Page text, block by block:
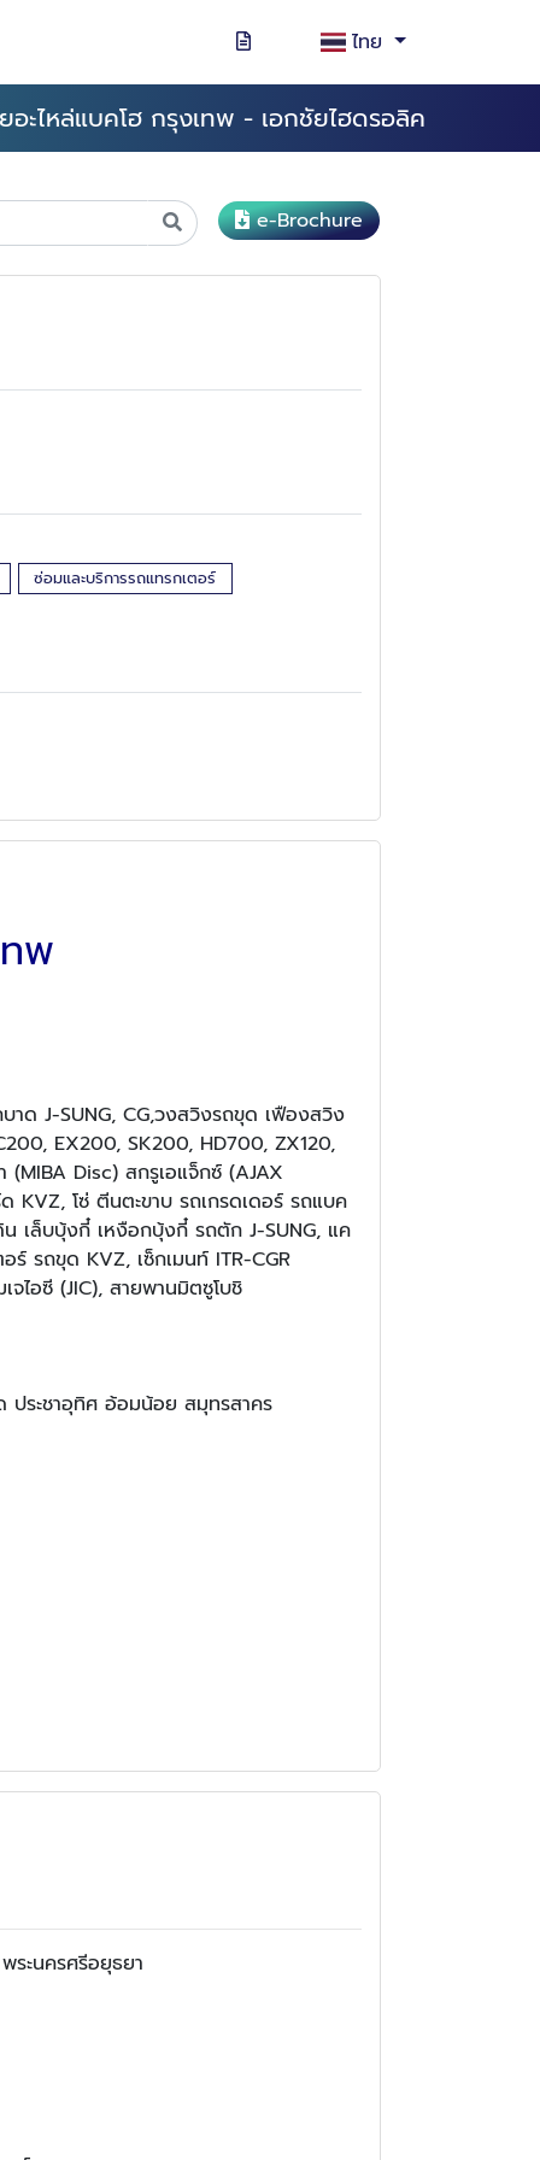
ไทย
อะไหล่แบคโฮ กรุงเทพ - เอกชัยไฮดรอลิค
e-Brochure
ซ่อมและบริการรถแทรกเตอร์
พ
าด J-SUNG, CG,วงสวิงรถขุด เฟืองสวิง
EX200, SK200, HD700, ZX120,
(MIBA Disc) สกรูเอแจ็กซ์ (AJAX
KVZ, โซ่ ตีนตะขาบ รถเกรดเดอร์ รถแบค
เล็บบุ้งกี๋ เหงือกบุ้งกี๋ รถตัก J-SUNG, แค
ร์ รถขุด KVZ, เซ็กเมนท์ ITR-CGR
จไอซี (JIC), สายพานมิตซูโบชิ​
ระชาอุทิศ อ้อมน้อย สมุทรสาคร
ระนครศรีอยุธยา